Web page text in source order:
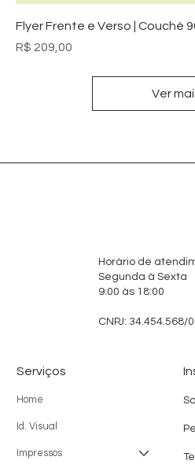
Flyer Frente e Verso | Couché
Preço
R$ 209,00
Ver
Horário de
Segunda à Sexta
9:00 às 18:00
CNPJ: 34.454.568/
Serviços
Home
Id. Visual
Impressos